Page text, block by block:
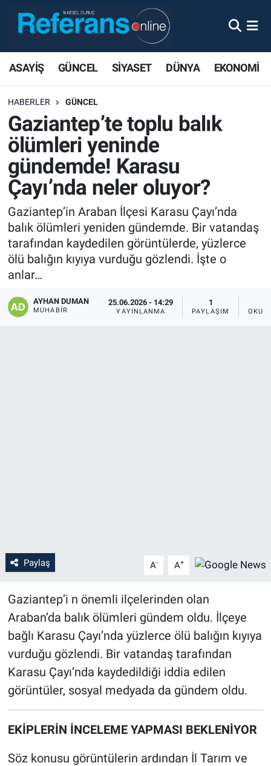
ASAYİŞ GÜNCEL SİYASET DÜNYA EKONOMİ
HABERLER GÜNCEL
Gaziantep’te toplu balık
ölümleri yeninde
gündemde! Karasu
Çayı’nda neler oluyor?
Gaziantep’in Araban İlçesi Karasu Çayı’nda
balık ölümleri yeniden gündemde. Bir vatandaş
tarafından kaydedilen görüntülerde, yüzlerce
ölü balığın kıyıya vurduğu gözlendi. İşte o
anlar…
AYHAN DUMAN
MUHABIR
25.06.2026 - 14:29
YAYINLANMA
1
PAYLAŞIM
Paylaş A- A+
Gaziantep’i n önemli ilçelerinden olan
Araban’da balık ölümleri gündem oldu. İlçeye
bağlı Karasu Çayı’nda yüzlerce ölü balığın kıyıya
vurduğu gözlendi. Bir vatandaş tarafından
Karasu Çayı’nda kaydedildiği iddia edilen
görüntüler, sosyal medyada da gündem oldu.
EKİPLERİN İNCELEME YAPMASI BEKLENİYOR
Söz konusu görüntülerin ardından İl Tarım ve